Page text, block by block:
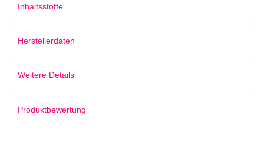
Inhaltsstoffe
Herstellerdaten
Weitere Details
Produktbewertung